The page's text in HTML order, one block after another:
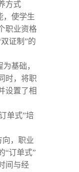
方式
，使学生
职业资格
证制”的
基础，
时，将职
设置了相
单式”培
向，职业
“订单式”
间与经